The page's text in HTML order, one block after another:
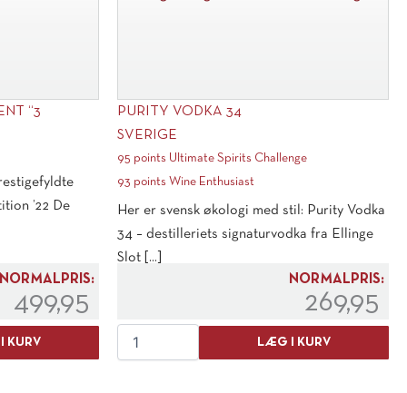
“3
’22 De
NORMALPRIS:
499,95
KURV
PURITY VODKA 34
SVERIGE
95 points Ultimate Spirits Challenge
93 points Wine Enthusiast
Her er svensk økologi med stil: Purity Vodka
34 – destilleriets signaturvodka fra Ellinge
Slot [...]
NORMALPRIS:
269,95
Purity
Vodka
LÆG I KURV